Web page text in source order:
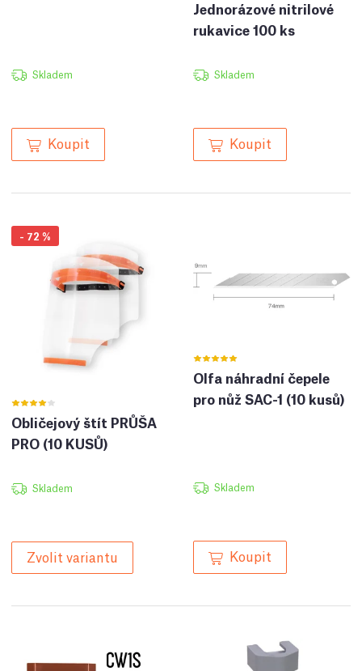
Skladem
Koupit
Jednorázové nitrilové
rukavice 100 ks
Skladem
Koupit
- 72 %
Obličejový štít PRŮŠA
PRO (10 KUSŮ)
Skladem
Zvolit variantu
Olfa náhradní čepele
pro nůž SAC-1 (10 kusů)
Skladem
Koupit